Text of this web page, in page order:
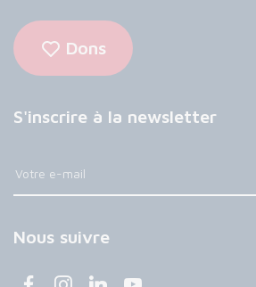
Dons
S'inscrire à la newsletter
Nous suivre